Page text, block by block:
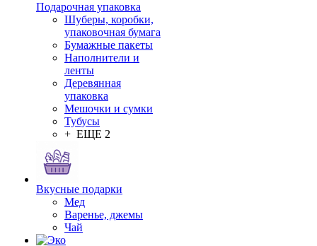
Подарочная упаковка
Шуберы, коробки,
упаковочная бумага
Бумажные пакеты
Наполнители и
ленты
Деревянная
упаковка
Мешочки и сумки
Тубусы
+ ЕЩЕ 2
Вкусные подарки
Мед
Варенье, джемы
Чай